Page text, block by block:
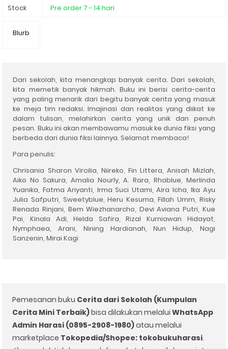
Stock
Pre order 7 - 14 hari
Blurb
Dari sekolah, kita menangkap banyak cerita. Dari sekolah,
kita memetik banyak hikmah. Buku ini berisi cerita-cerita
yang paling menarik dari begitu banyak cerita yang masuk
ke meja tim redaksi. Imajinasi dan realitas yang diikat ke
dalam tulisan, melahirkan cerita yang unik dan penuh
pesan. Buku ini akan membawamu masuk ke dunia fiksi yang
berbeda dari dunia fiksi lainnya. Selamat membaca!
Para penulis:
Chrisania Sharon Vircilia, Niireko, Fin Littera, Anisah Mizlah,
Aiko No Sakura, Amalia Nourly, A. Rara, Rhablue, Merlinda
Yuanika, Fatma Ariyanti, Irma Suci Utami, Aira Icha, Ika Ayu
Julia Safputri, Sweetyblue, Heru Kesuma, Fillah Umm, Risky
Renada Rinjani, Bem Wiezhanarcho, Devi Aviana Putri, Kue
Pai, Kinala Adi, Helda Safira, Rizal Kurniawan Hidayat,
Nymphaea, Arani, Nining Hardianah, Nun Hidup, Nagi
Sanzenin, Mirai Kagi
Pemesanan buku Cerita dari Sekolah (Kumpulan
Cerita Mini Terbaik)bisa dilakukan melaluiWhatsApp
Admin Harasi (0895-2908-1980)atau melalui
marketplace Tokopedia/Shopee: tokobukuharasi.